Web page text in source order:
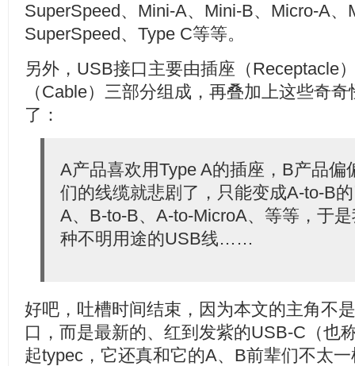
SuperSpeed、Mini-A、Mini-B、Micro-A、
SuperSpeed、Type C等等。
另外，USB接口主要由插座（Receptacle
（Cable）三部分组成，再叠加上这些奇
了：
A产品喜欢用Type A的插座，B产品偏
们的线缆就悲剧了，只能变成A-to-B
A、B-to-B、A-to-MicroA、等等，于
种不明用途的USB线……
好吧，吐槽时间结束，因为本文的主角不
口，而是最新的、红到发紫的USB-C（也
起typec，它还真和它的A、B前辈们不太